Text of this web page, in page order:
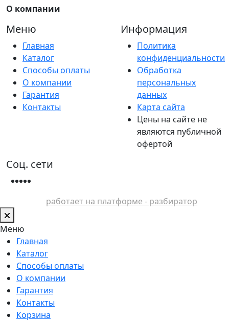
О компании
Меню
Главная
Каталог
Способы оплаты
О компании
Гарантия
Контакты
Информация
Политика
конфиденциальности
Обработка
персональных
данных
Карта сайта
Цены на сайте не
являются публичной
офертой
Соц. сети
работает на платформе - разбиратор
Меню
Главная
Каталог
Способы оплаты
О компании
Гарантия
Контакты
Корзина